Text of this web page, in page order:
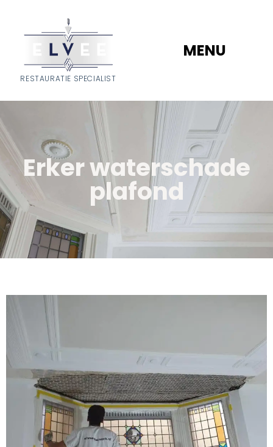
RESTAURATIE SPECIALIST
MENU
Erker waterschade
plafond